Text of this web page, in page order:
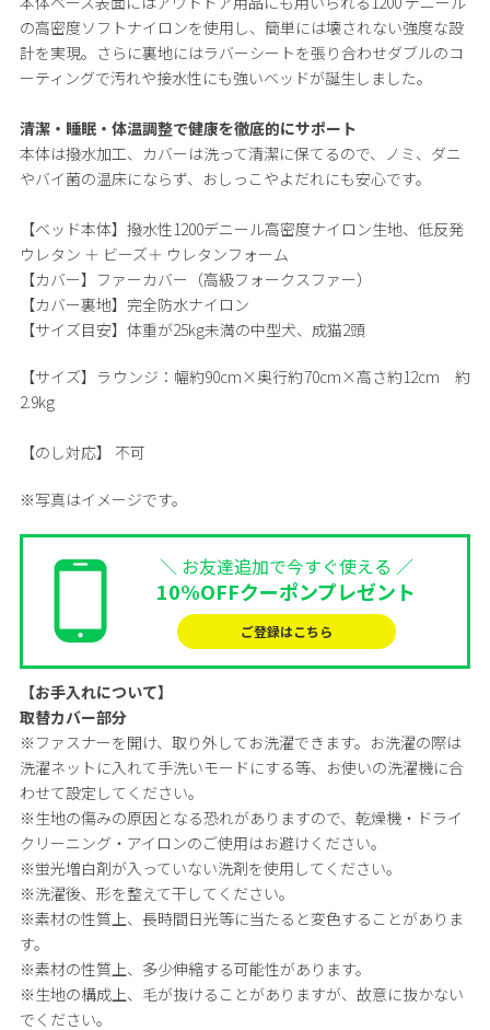
の高密度ソフトナイロンを使用し、簡単には壊されない強度な設
計を実現。さらに裏地にはラバーシートを張り合わせダブルのコ
ーティングで汚れや接水性にも強いベッドが誕生しました。
清潔・睡眠・体温調整で健康を徹底的にサポート
本体は撥水加工、カバーは洗って清潔に保てるので、ノミ、ダニ
やバイ菌の温床にならず、おしっこやよだれにも安心です。
【ベッド本体】撥水性1200デニール高密度ナイロン生地、低反発
ウレタン ＋ ビーズ＋ ウレタンフォーム
【カバー】ファーカバー（高級フォークスファー）
【カバー裏地】完全防水ナイロン
【サイズ目安】体重が25kg未満の中型犬、成猫2頭
【サイズ】 ラウンジ：幅約90cm×奥行約70cm×高さ約12cm 約
2.9kg
【のし対応】 不可
※写真はイメージです。
＼ お友達追加で今すぐ使える ／
10%OFFクーポンプレゼント
ご登録はこちら
【お手入れについて】
取替カバー部分
※ファスナーを開け、取り外してお洗濯できます。お洗濯の際は
洗濯ネットに入れて手洗いモードにする等、お使いの洗濯機に合
わせて設定してください。
※生地の傷みの原因となる恐れがありますので、乾燥機・ドライ
クリーニング・アイロンのご使用はお避けください。
※蛍光増白剤が入っていない洗剤を使用してください。
※洗濯後、形を整えて干してください。
※素材の性質上、長時間日光等に当たると変色することがありま
す。
※素材の性質上、多少伸縮する可能性があります。
※生地の構成上、毛が抜けることがありますが、故意に抜かない
でください。